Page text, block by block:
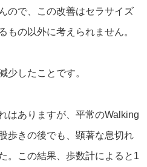
ので、この改善はセラサイズ
もの以外に考えられません。
少したことです。
はありますが、平常のWalking
歩きの後でも、顕著な息切れ
。この結果、歩数計によると1